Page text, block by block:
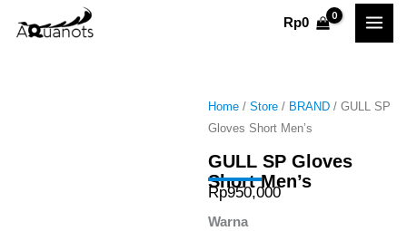
Rp0
Home /Store / BRAND / GULL SP
Gloves Short Men’s
GULL SP Gloves
Short Men’s
Rp950,000
Warna
GULL